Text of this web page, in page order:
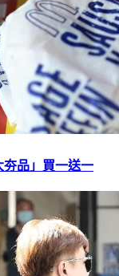
品」買一送一